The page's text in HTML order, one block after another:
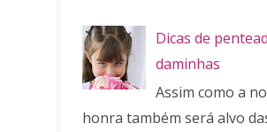
Dicas de
daminhas
Assim como a
honra também será alvo